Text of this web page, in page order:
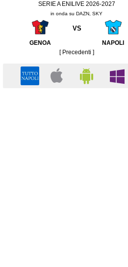
SERIE A ENILIVE 2026-2027
in onda su DAZN, SKY
VS
GENOA
NAPOLI
[ Precedenti ]